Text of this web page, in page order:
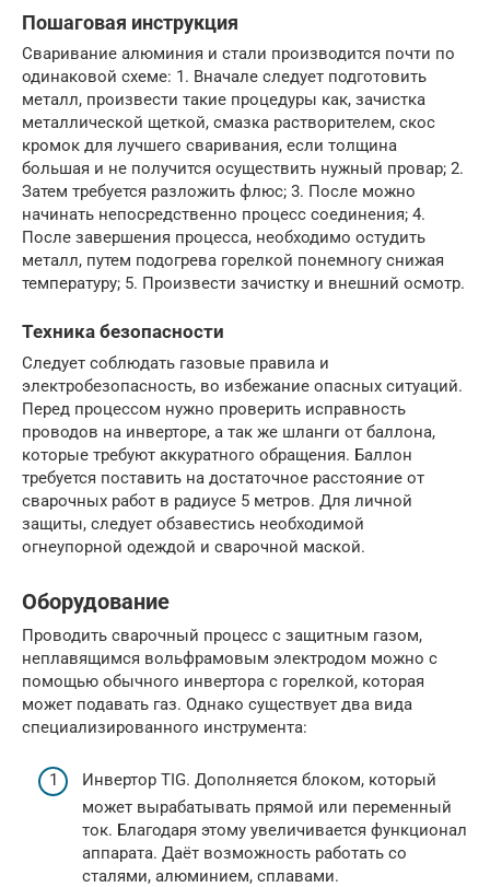
Пошаговая инструкция
Сваривание алюминия и стали производится почти по
одинаковой схеме: 1. Вначале следует подготовить
металл, произвести такие процедуры как, зачистка
металлической щеткой, смазка растворителем, скос
кромок для лучшего сваривания, если толщина
большая и не получится осуществить нужный провар; 2.
Затем требуется разложить флюс; 3. После можно
начинать непосредственно процесс соединения; 4.
После завершения процесса, необходимо остудить
металл, путем подогрева горелкой понемногу снижая
температуру; 5. Произвести зачистку и внешний осмотр.
Техника безопасности
Следует соблюдать газовые правила и
электробезопасность, во избежание опасных ситуаций.
Перед процессом нужно проверить исправность
проводов на инверторе, а так же шланги от баллона,
которые требуют аккуратного обращения. Баллон
требуется поставить на достаточное расстояние от
сварочных работ в радиусе 5 метров. Для личной
защиты, следует обзавестись необходимой
огнеупорной одеждой и сварочной маской.
Оборудование
Проводить сварочный процесс с защитным газом,
неплавящимся вольфрамовым электродом можно с
помощью обычного инвертора с горелкой, которая
может подавать газ. Однако существует два вида
специализированного инструмента:
Инвертор TIG. Дополняется блоком, который
может вырабатывать прямой или переменный
ток. Благодаря этому увеличивается функционал
аппарата. Даёт возможность работать со
сталями, алюминием, сплавами.